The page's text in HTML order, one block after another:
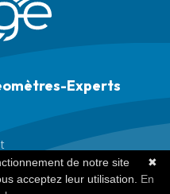
Experts
crédits
✖
de notre site
acceptez leur utilisation. En